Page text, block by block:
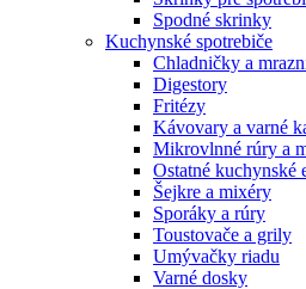
Spodné skrinky
Kuchynské spotrebiče
Chladničky a
Digestory
Fritézy
Kávovary a varné
Mikrovlnné rúry a
Ostatné kuchynské
Šejkre a mixéry
Sporáky a rúry
Toustovače a grily
Umývačky riadu
Varné dosky